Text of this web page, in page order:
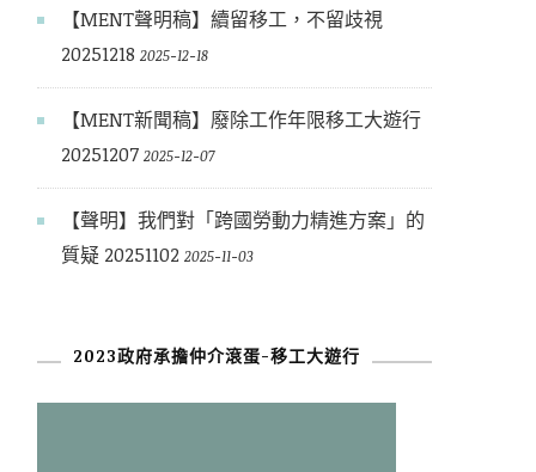
【MENT聲明稿】續留移工，不留歧視
20251218 2025-12-18
【MENT新聞稿】廢除工作年限移工大遊行
20251207 2025-12-07
【聲明】我們對「跨國勞動力精進方案」的
質疑 20251102 2025-11-03
2023政府承擔仲介滾蛋-移工大遊行